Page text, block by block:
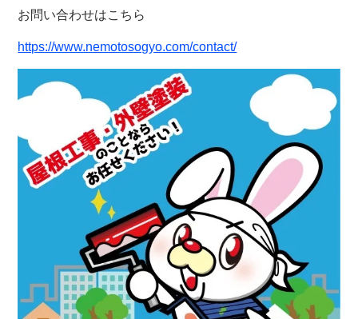
お問い合わせはこちら
https://www.nemotosogyo.com/contact/